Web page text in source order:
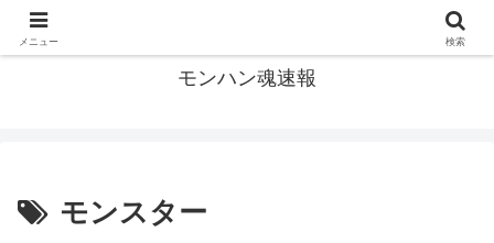
モンハン魂速報
モンスター
メニュー 検索